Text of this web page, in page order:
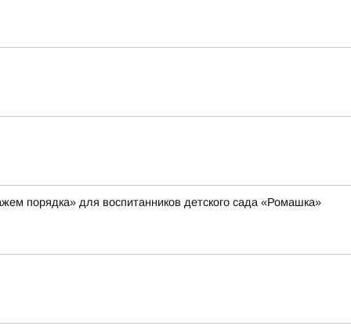
порядка» для воспитанников детского сада «Ромашка»